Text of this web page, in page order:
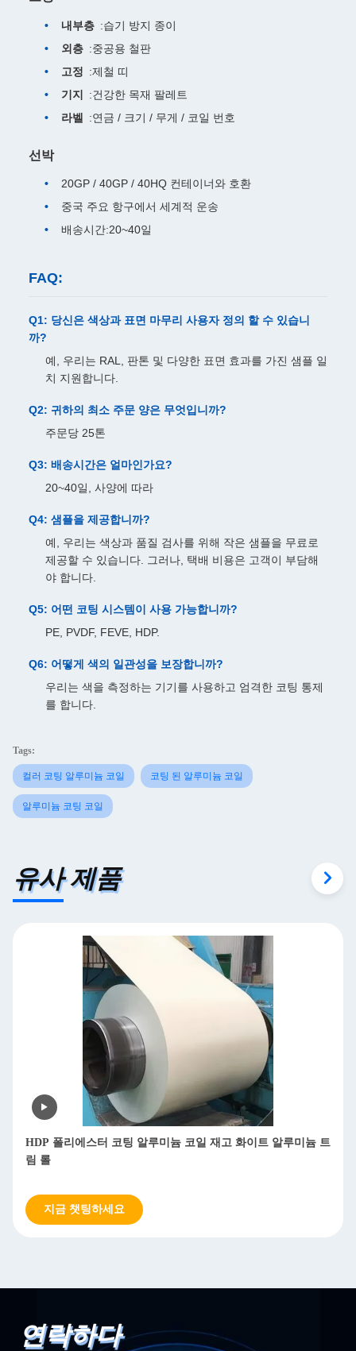
내부층 :습기 방지 종이
외층 :중공용 철판
고정 :제철 띠
기지
:건강한 목재 팔레트
라벨
:연금 / 크기 / 무게 / 코일 번호
선박
20GP / 40GP / 40HQ 컨테이너와 호환
중국 주요 항구에서 세계적 운송
배송시간:20~40일
FAQ:
Q1: 당신은 색상과 표면 마무리 사용자 정의 할 수 있습니
까?
예, 우리는 RAL, 판톤 및 다양한 표면 효과를 가진 샘플 일
치 지원합니다.
Q2: 귀하의 최소 주문 양은 무엇입니까?
주문당 25톤
Q3: 배송시간은 얼마인가요?
20~40일, 사양에 따라
Q4: 샘플을 제공합니까?
예, 우리는 색상과 품질 검사를 위해 작은 샘플을 무료로
제공할 수 있습니다. 그러나, 택배 비용은 고객이 부담해
야 합니다.
Q5: 어떤 코팅 시스템이 사용 가능합니까?
PE, PVDF, FEVE, HDP.
Q6: 어떻게 색의 일관성을 보장합니까?
우리는 색을 측정하는 기기를 사용하고 엄격한 코팅 통제
를 합니다.
Tags:
컬러 코팅 알루미늄 코일 코팅 된 알루미늄 코일
알루미늄 코팅 코일
유사 제품
HDP 폴리에스터 코팅 알루미늄 코일 재고 화이트 알루미늄 트
림 롤
지금 챗팅하세요
연락하다